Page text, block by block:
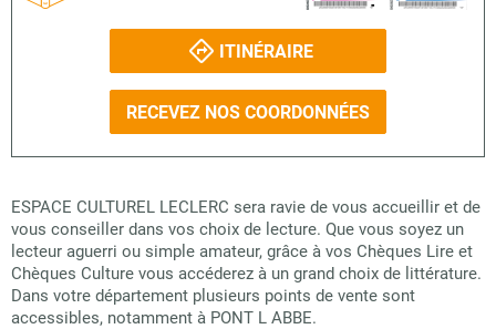
ITINÉRAIRE
RECEVEZ NOS COORDONNÉES
ESPACE CULTUREL LECLERC sera ravie de vous accueillir et de
vous conseiller dans vos choix de lecture. Que vous soyez un
lecteur aguerri ou simple amateur, grâce à vos Chèques Lire et
Chèques Culture vous accéderez à un grand choix de littérature.
Dans votre département plusieurs points de vente sont
accessibles, notamment à PONT L ABBE.